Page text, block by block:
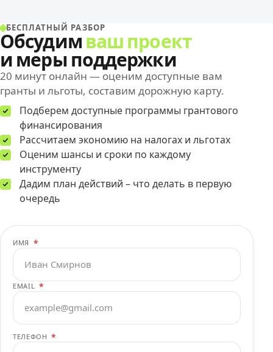
БЕСПЛАТНЫЙ РАЗБОР
Обсудимваш проект
и меры поддержки
20 минут онлайн — оценим доступные вам
гранты и льготы, составим дорожную карту.
Подберем доступные программы грантового
финансирования
Рассчитаем экономию на налогах и льготах
Оценим шансы и сроки по каждому
инструменту
Дадим план действий – что делать в первую
очередь
ИМЯ *
EMAIL *
ТЕЛЕФОН *